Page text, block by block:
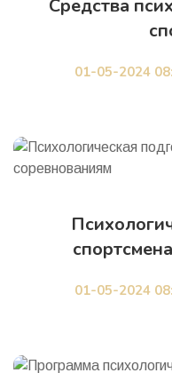
Средства
01-05-2024
01-05-2024